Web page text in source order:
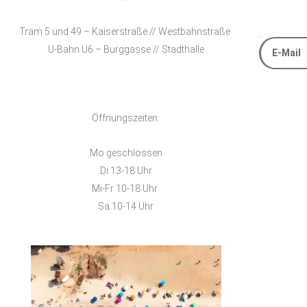
Tram 5 und 49 – Kaiserstraße // Westbahnstraße
U-Bahn U6 – Burggasse // Stadthalle
Öffnungszeiten:
Mo geschlossen
Di 13-18 Uhr
Mi-Fr 10-18 Uhr
Sa 10-14 Uhr